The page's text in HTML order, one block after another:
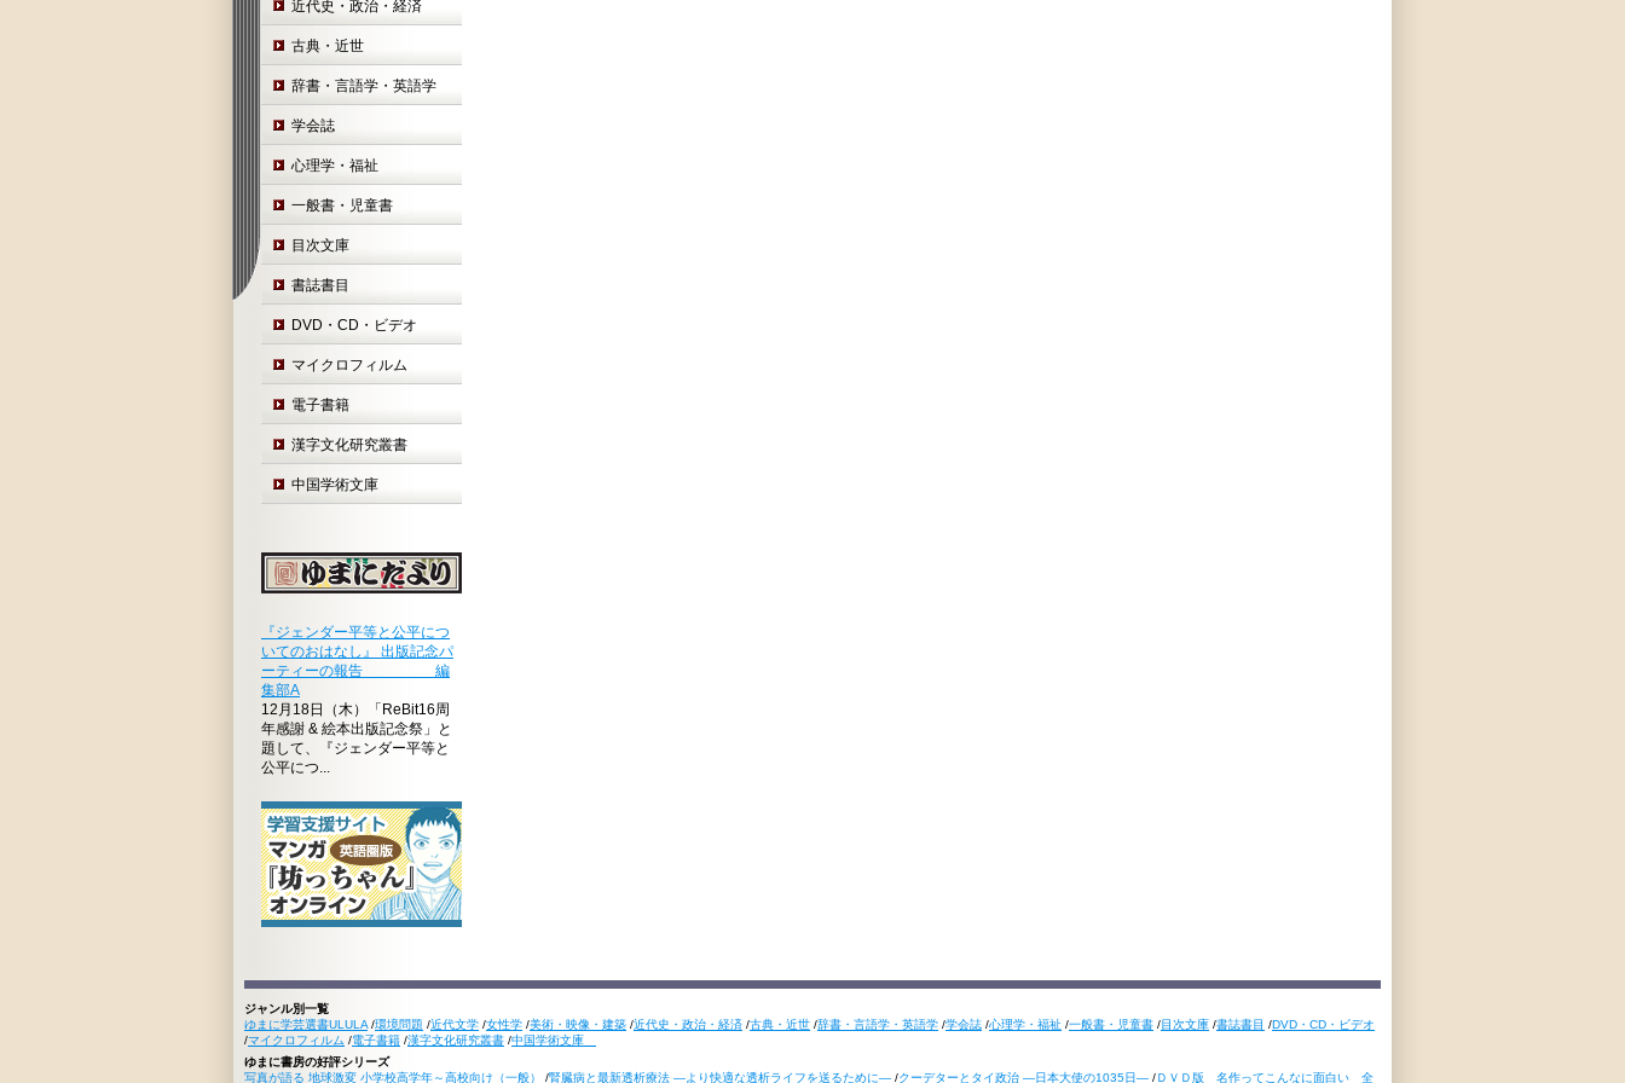
近代史・政治・経済
古典・近世
辞書・言語学・英語学
学会誌
心理学・福祉
一般書・児童書
目次文庫
書誌書目
DVD・CD・ビデオ
マイクロフィルム
電子書籍
漢字文化研究叢書
中国学術文庫
『ジェンダー平等と公平につ
いてのおはなし』 出版記念パ
ーティーの報告 編
集部A
12月18日（木）「ReBit16周
年感謝 & 絵本出版記念祭」と
題して、『ジェンダー平等と
公平につ...
ジャンル別一覧
ゆまに学芸選書ULULA /環境問題 /近代文学 /女性学 /美術・映像・建築 /近代史・政治・経済 /古典・近世 /辞書・言語学・英語学 /学会誌 /心理学・福祉 /一般書・児童書 /目次文庫 /書誌書目 /DVD・CD・ビデオ
/マイクロフィルム /電子書籍 /漢字文化研究叢書 /中国学術文庫
ゆまに書房の好評シリーズ
写真が語る 地球激変 小学校高学年～高校向け（一般）
/腎臓病と最新透析療法 ―より快適な透析ライフを送るために― /クーデターとタイ政治 ―日本大使の1035日― /ＤＶＤ版 名作ってこんなに面白い 全